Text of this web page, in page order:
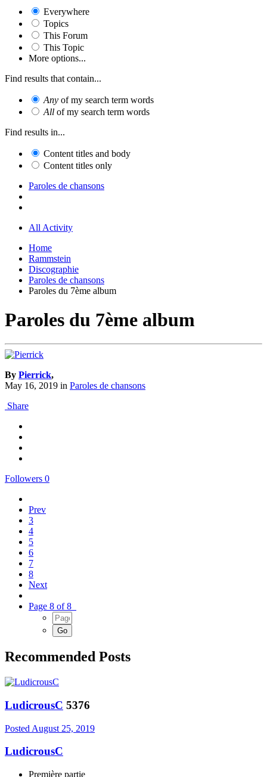
Everywhere
Topics
This Forum
This Topic
More options...
Find results that contain...
Any of my search term words
All of my search term words
Find results in...
Content titles and body
Content titles only
Paroles de chansons
All Activity
Home
Rammstein
Discographie
Paroles de chansons
Paroles du 7ème album
Paroles du 7ème album
By Pierrick,
May 16, 2019 in Paroles de chansons
Share
Followers 0
Prev
3
4
5
6
7
8
Next
Page 8 of 8
Recommended Posts
LudicrousC 5376
Posted August 25, 2019
LudicrousC
Première partie